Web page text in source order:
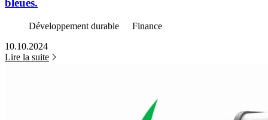
bleues.
Développement durable
Finance
10.10.2024
Lire la suite